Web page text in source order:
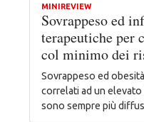
MINIREVIEW
Sovrappeso ed
terapeutiche per
col minimo dei
Sovrappeso ed
correlati ad un
sono sempre più